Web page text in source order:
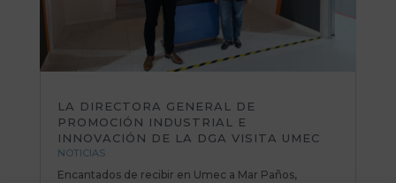
LA DIRECTORA GENERAL DE
PROMOCIÓN INDUSTRIAL E
INNOVACIÓN DE LA DGA VISITA UMEC
NOTICIAS
Encantados de recibir en Umec a Mar Paños,